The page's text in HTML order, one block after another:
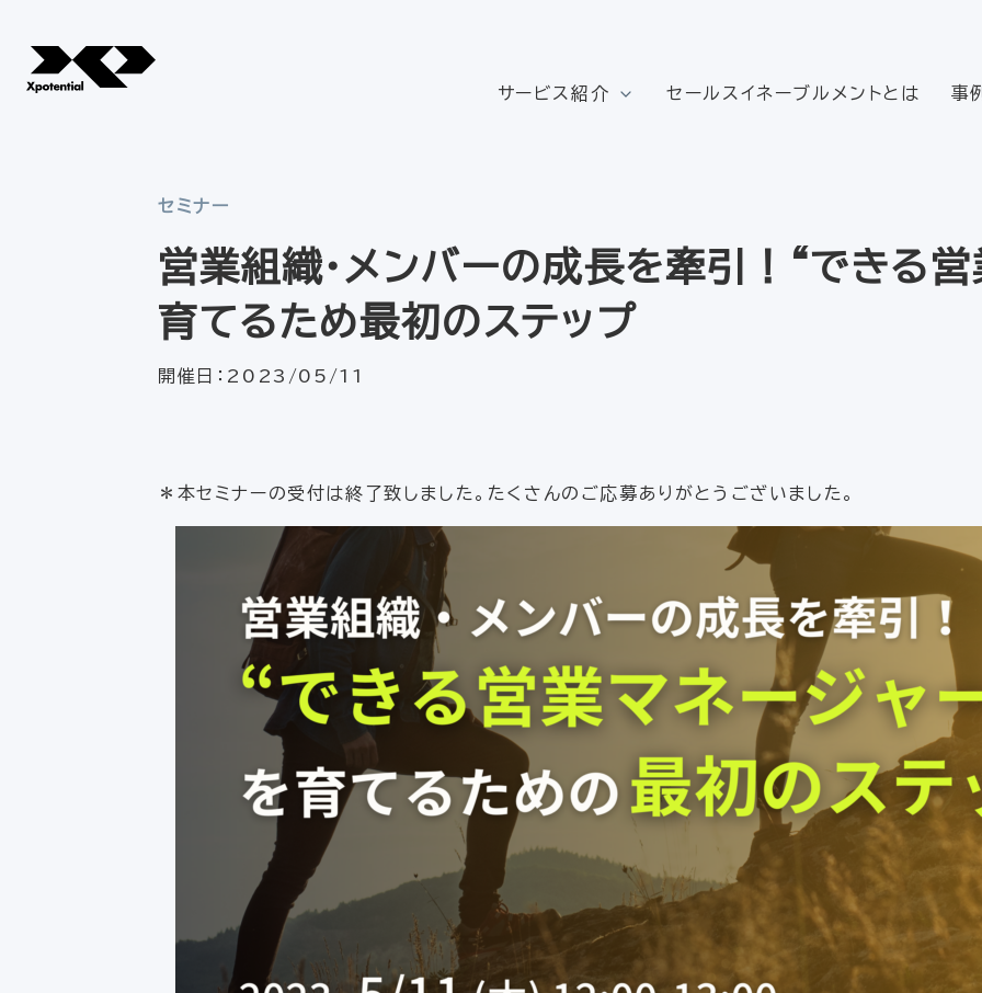
サービス紹介 セールスイネーブルメントとは 事例
セミナー
営業組織・メンバーの成長を牽引！“できる
育てるため最初のステップ
開催日： 2023/05/11
＊本セミナーの受付は終了致しました。たくさんのご応募ありがとうございました。